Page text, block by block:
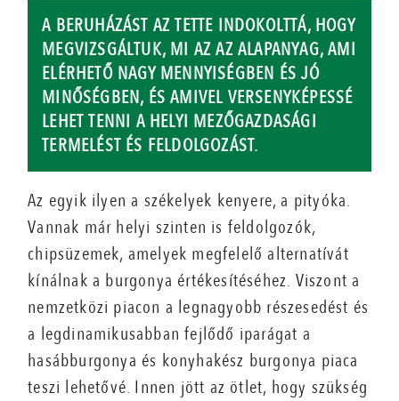
A BERUHÁZÁST AZ TETTE INDOKOLTTÁ, HOGY
MEGVIZSGÁLTUK, MI AZ AZ ALAPANYAG, AMI
ELÉRHETŐ NAGY MENNYISÉGBEN ÉS JÓ
MINŐSÉGBEN, ÉS AMIVEL VERSENYKÉPESSÉ
LEHET TENNI A HELYI MEZŐGAZDASÁGI
TERMELÉST ÉS FELDOLGOZÁST.
Az egyik ilyen a székelyek kenyere, a pityóka.
Vannak már helyi szinten is feldolgozók,
chipsüzemek, amelyek megfelelő alternatívát
kínálnak a burgonya értékesítéséhez. Viszont a
nemzetközi piacon a legnagyobb részesedést és
a legdinamikusabban fejlődő iparágat a
hasábburgonya és konyhakész burgonya piaca
teszi lehetővé. Innen jött az ötlet, hogy szükség